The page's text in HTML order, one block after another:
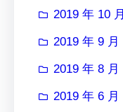
2019 年 10 月
2019 年 9 月
2019 年 8 月
2019 年 6 月